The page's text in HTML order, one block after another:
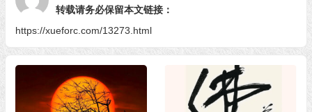
转载请务必保留本文链接：
https://xueforc.com/13273.html